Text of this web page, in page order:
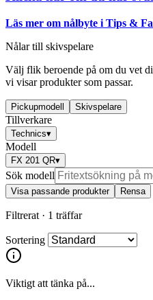
Läs mer om nålbyte i Tips &
Nålar till skivspelare
Välj flik beroende på om du vet
vi visar produkter som passar.
Pickupmodell Skivspelare
Tillverkare
Technics▾
Modell
FX 201 QR▾
Sök modell
Visa passande produkter Rensa
Filtrerat · 1 träffar
Sortering
Viktigt att tänka på...